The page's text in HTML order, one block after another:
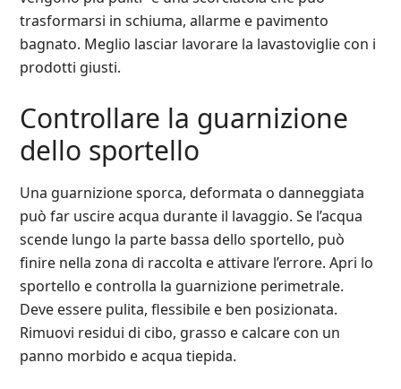
trasformarsi in schiuma, allarme e pavimento
bagnato. Meglio lasciar lavorare la lavastoviglie con i
prodotti giusti.
Controllare la guarnizione
dello sportello
Una guarnizione sporca, deformata o danneggiata
può far uscire acqua durante il lavaggio. Se l’acqua
scende lungo la parte bassa dello sportello, può
finire nella zona di raccolta e attivare l’errore. Apri lo
sportello e controlla la guarnizione perimetrale.
Deve essere pulita, flessibile e ben posizionata.
Rimuovi residui di cibo, grasso e calcare con un
panno morbido e acqua tiepida.